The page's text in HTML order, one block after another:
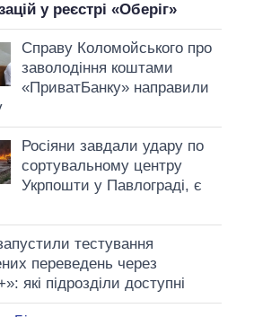
у реєстрі «Оберіг»
Справу Коломойського про
заволодіння коштами
«ПриватБанку» направили
Росіяни завдали удару по
сортувальному центру
Укрпошти у Павлограді, є
тестування
переведень через
які підрозділи доступні